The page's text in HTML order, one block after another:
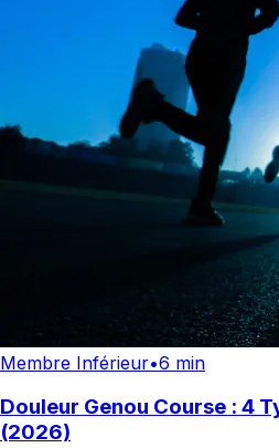
Membre Inférieur•6 min
Douleur Genou Course : 4
(2026)